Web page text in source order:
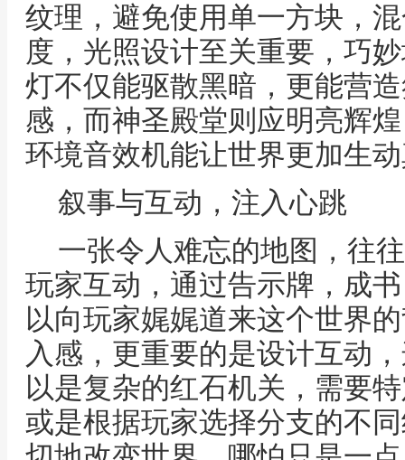
纹理，避免使用单一方块，
度，光照设计至关重要，巧
灯不仅能驱散黑暗，更能营
感，而神圣殿堂则应明亮辉
环境音效机能让世界更加生
叙事与互动，注入心跳
一张令人难忘的地图，往
玩家互动，通过告示牌，成
以向玩家娓娓道来这个世界
入感，更重要的是设计互动
以是复杂的红石机关，需要
或是根据玩家选择分支的不